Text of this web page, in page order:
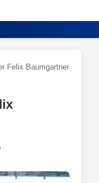
Felix Baumgartner